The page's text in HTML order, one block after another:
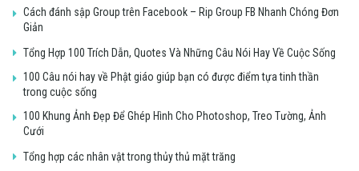
Cách đánh sập Group trên Facebook – Rip Group FB Nhanh Chóng Đơn
Giản
Tổng Hợp 100 Trích Dẫn, Quotes Và Những Câu Nói Hay Về Cuộc Sống
100 Câu nói hay về Phật giáo giúp bạn có được điểm tựa tinh thần
trong cuộc sống
100 Khung Ảnh Đẹp Để Ghép Hình Cho Photoshop, Treo Tường, Ảnh
Cưới
Tổng hợp các nhân vật trong thủy thủ mặt trăng